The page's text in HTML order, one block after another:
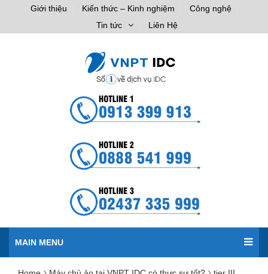
Giới thiệu Kiến thức – Kinh nghiệm
Công nghệ
Tin tức
Liên Hệ
MAIN MENU